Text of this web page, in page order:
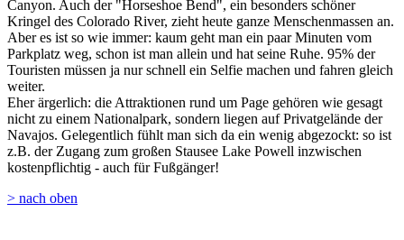
Canyon. Auch der "Horseshoe Bend", ein besonders schöner
Kringel des Colorado River, zieht heute ganze Menschenmassen an.
Aber es ist so wie immer: kaum geht man ein paar Minuten vom
Parkplatz weg, schon ist man allein und hat seine Ruhe. 95% der
Touristen müssen ja nur schnell ein Selfie machen und fahren gleich
weiter.
Eher ärgerlich: die Attraktionen rund um Page gehören wie gesagt
nicht zu einem Nationalpark, sondern liegen auf Privatgelände der
Navajos. Gelegentlich fühlt man sich da ein wenig abgezockt: so ist
z.B. der Zugang zum großen Stausee Lake Powell inzwischen
kostenpflichtig - auch für Fußgänger!
> nach oben